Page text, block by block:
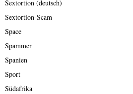
Sextortion (deutsch)
Sextortion-Scam
Space
Spammer
Spanien
Sport
Südafrika